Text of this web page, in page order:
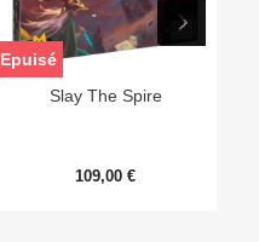
Slay The Spire
109,00 €
Epuisé